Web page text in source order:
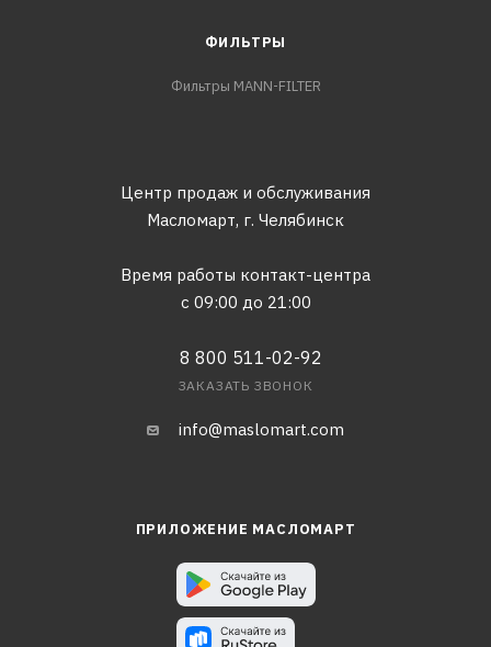
ФИЛЬТРЫ
Фильтры MANN-FILTER
Центр продаж и обслуживания
Масломарт, г. Челябинск
Время работы контакт-центра
с 09:00 до 21:00
8 800 511-02-92
ЗАКАЗАТЬ ЗВОНОК
info@maslomart.com
ПРИЛОЖЕНИЕ МАСЛОМАРТ